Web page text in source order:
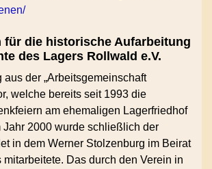
für die historische Aufarbeitung
des Lagers Rollwald e.V.
aus der „Arbeitsgemeinschaft
welche bereits seit 1993 die
am ehemaligen Lagerfriedhof
Jahr 2000 wurde schließlich der
in dem Werner Stolzenburg im Beirat
mitarbeitete. Das durch den Verein in